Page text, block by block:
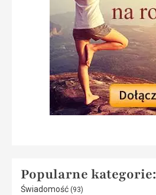
Popularne kategorie:
Świadomość (93)